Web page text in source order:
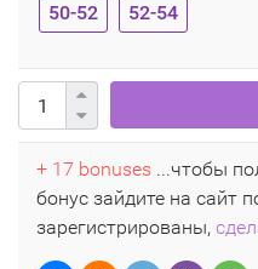
50-52 52-54
+ 17 bonuses ...чтобы
бонус зайдите на сайт
зарегистрированы,